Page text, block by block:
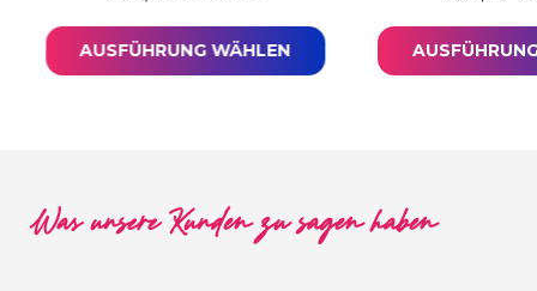
AUSFÜHRUNG WÄHLEN
Was unsere Kunden zu sagen haben